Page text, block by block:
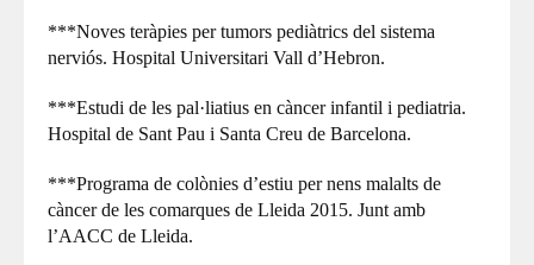
***Noves teràpies per tumors pediàtrics del sistema
nerviós. Hospital Universitari Vall d’Hebron.
***Estudi de les pal·liatius en càncer infantil i pediatria.
Hospital de Sant Pau i Santa Creu de Barcelona.
***Programa de colònies d’estiu per nens malalts de
càncer de les comarques de Lleida 2015. Junt amb
l’AACC de Lleida.